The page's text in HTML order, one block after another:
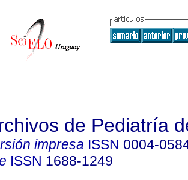
de Pediatría
impresa ISSN 0004-
ISSN 1688-1249